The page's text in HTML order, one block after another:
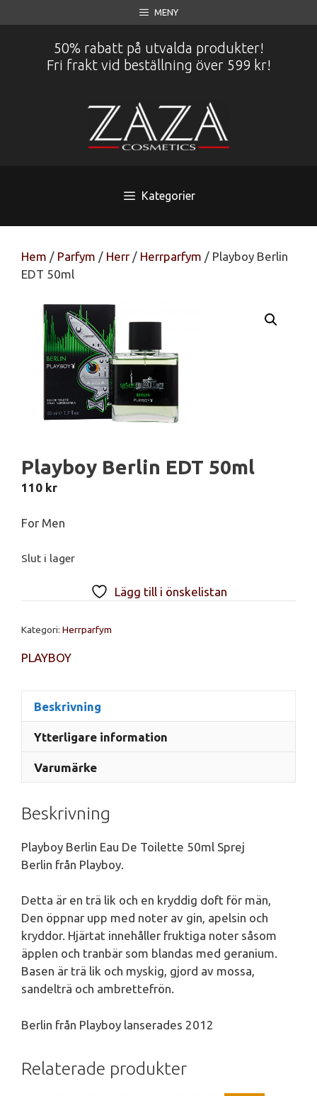
till
MENY
50% rabatt på utvalda produkter!
Fri frakt vid beställning över 599 kr!
Kategorier
Hem / Parfym / Herr / Herrparfym / Playboy Berlin
EDT 50ml
Playboy Berlin EDT 50ml
110 kr
For Men
Slut i lager
Lägg till i önskelistan
Kategori: Herrparfym
PLAYBOY
Beskrivning
Ytterligare information
Varumärke
Beskrivning
Playboy Berlin Eau De Toilette 50ml Sprej
Berlin från Playboy.
Detta är en trä lik och en kryddig doft för män,
Den öppnar upp med noter av gin, apelsin och
kryddor. Hjärtat innehåller fruktiga noter såsom
äpplen och tranbär som blandas med geranium.
Basen är trä lik och myskig, gjord av mossa,
sandelträ och ambrettefrön.
Berlin från Playboy lanserades 2012
Relaterade produkter